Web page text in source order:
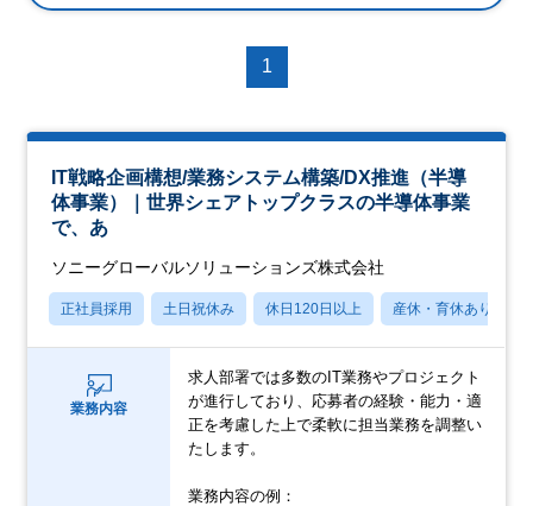
1
IT戦略企画構想/業務システム構築/DX推進（半導
体事業）｜世界シェアトップクラスの半導体事業
で、あ
ソニーグローバルソリューションズ株式会社
正社員採用 土日祝休み 休日120日以上 産休・育休あり
業務内容
求人部署では多数のIT業務やプロジェクト
が進行しており、応募者の経験・能力・適
正を考慮した上で柔軟に担当業務を調整い
たします。
業務内容の例：